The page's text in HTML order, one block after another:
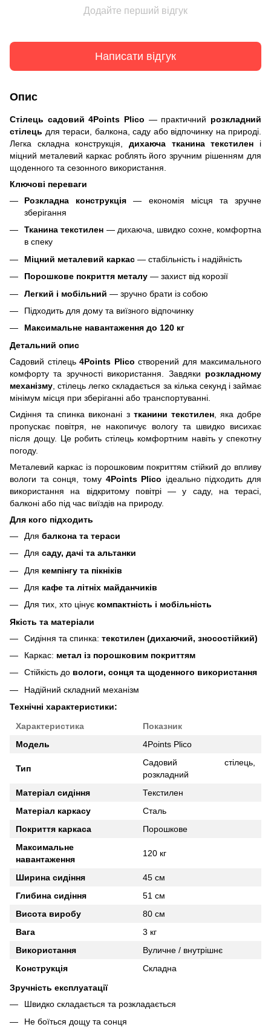
Додайте перший відгук
Написати відгук
Опис
Стілець садовий 4Points Plico — практичний розкладний
стілець для тераси, балкона, саду або відпочинку на природі.
Легка складна конструкція, дихаюча тканина текстилен і
міцний металевий каркас роблять його зручним рішенням для
щоденного та сезонного використання.
Ключові переваги
Розкладна конструкція — економія місця та зручне
зберігання
Тканина текстилен — дихаюча, швидко сохне, комфортна
в спеку
Міцний металевий каркас — стабільність і надійність
Порошкове покриття металу — захист від корозії
Легкий і мобільний — зручно брати із собою
Підходить для дому та виїзного відпочинку
Максимальне навантаження до 120 кг
Детальний опис
Садовий стілець 4Points Plico створений для максимального
комфорту та зручності використання. Завдяки розкладному
механізму , стілець легко складається за кілька секунд і займає
мінімум місця при зберіганні або транспортуванні.
Сидіння та спинка виконані з тканини текстилен, яка добре
пропускає повітря, не накопичує вологу та швидко висихає
після дощу. Це робить стілець комфортним навіть у спекотну
погоду.
Металевий каркас із порошковим покриттям стійкий до впливу
вологи та сонця, тому 4Points Plico ідеально підходить для
використання на відкритому повітрі — у саду, на терасі,
балконі або під час виїздів на природу.
Для кого підходить
Для балкона та тераси
Для саду, дачі та альтанки
Для кемпінгу та пікніків
Для кафе та літніх майданчиків
Для тих, хто цінує компактність і мобільність
Якість та матеріали
Сидіння та спинка: текстилен (дихаючий, зносостійкий)
Каркас: метал із порошковим покриттям
Стійкість до вологи, сонця та щоденного використання
Надійний складний механізм
Технічні характеристики:
Характеристика
Показник
Модель
4Points Plico
Тип
Садовий стілець,
розкладний
Матеріал сидіння
Текстилен
Матеріал каркасу
Сталь
Покриття каркаса
Порошкове
Максимальне
навантаження
120 кг
Ширина сидіння
45 см
Глибина сидіння
51 см
Висота виробу
80 см
Вага
3 кг
Використання
Вуличне / внутрішнє
Конструкція
Складна
Зручність експлуатації
Швидко складається та розкладається
Не боїться дощу та сонця